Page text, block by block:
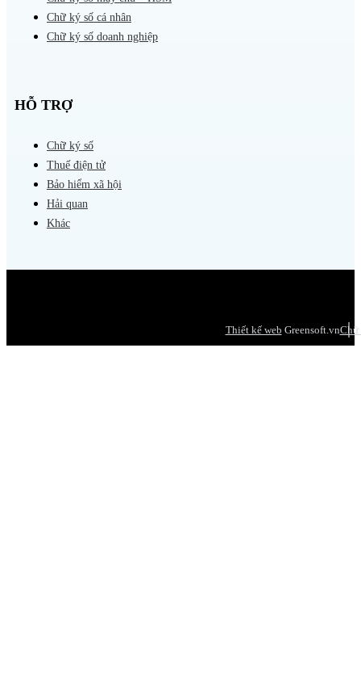
Chữ ký số cá nhân
Chữ ký số doanh nghiệp
HỖ TRỢ
Chữ ký số
Thuế điện tử
Bảo hiểm xã hội
Hải quan
Khác
Thiết kế web Greensoft.vnChữ